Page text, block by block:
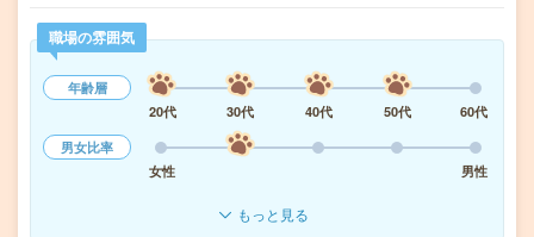
職場の雰囲気
年齢層
20代
30代 40代 50代
60代
男女比率
女性
男性
もっと見る